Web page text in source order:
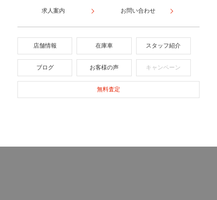
求人案内 お問い合わせ
店舗情報 在庫車 スタッフ紹介
ブログ お客様の声 キャンペーン
無料査定